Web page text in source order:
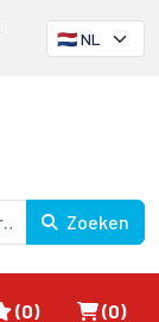
Zoeken
Favorieten
(0) (0)